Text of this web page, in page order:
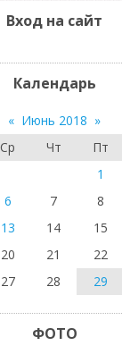
Вход на сайт
Календарь
« Июнь 2018 »
Ср Чт Пт
1
6 7 8
13 14 15
20 21 22
27 28 29
ФОТО